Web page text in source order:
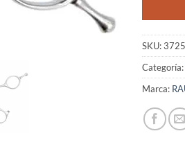
SKU:
Categoría:
Marca: